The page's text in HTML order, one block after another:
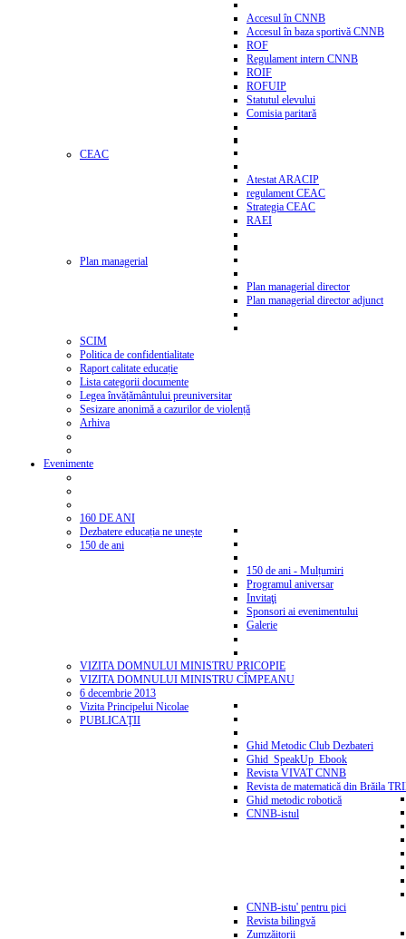
Accesul în CNNB
Accesul în baza sportivă CNNB
ROF
Regulament intern CNNB
ROIF
ROFUIP
Statutul elevului
Comisia paritară
CEAC
Atestat ARACIP
regulament CEAC
Strategia CEAC
RAEI
Plan managerial
Plan managerial director
Plan managerial director adjunct
SCIM
Politica de confidentialitate
Raport calitate educație
Lista categorii documente
Legea învățământului preuniversitar
Sesizare anonimă a cazurilor de violență
Arhiva
Evenimente
160 DE ANI
Dezbatere educația ne unește
150 de ani
150 de ani - Mulțumiri
Programul aniversar
Invitaţi
Sponsori ai evenimentului
Galerie
VIZITA DOMNULUI MINISTRU PRICOPIE
VIZITA DOMNULUI MINISTRU CÎMPEANU
6 decembrie 2013
Vizita Principelui Nicolae
PUBLICAŢII
Ghid Metodic Club Dezbateri
Ghid_SpeakUp_Ebook
Revista VIVAT CNNB
Revista de matematică din Brăila
Ghid metodic robotică
CNNB-istul
CNNB-istu' pentru pici
Revista bilingvă
Zumzăitorii